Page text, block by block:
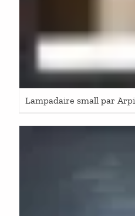
Lampadaire small par Arpi